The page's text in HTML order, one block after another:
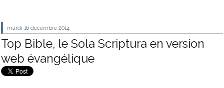
mardi 16 décembre 2014
Top Bible, le Sola Scriptura en version
web évangélique